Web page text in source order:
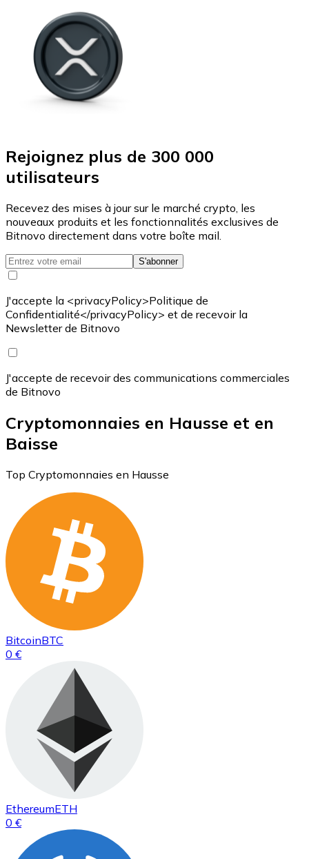
Rejoignez plus de 300 000
utilisateurs
Recevez des mises à jour sur le marché crypto, les
nouveaux produits et les fonctionnalités exclusives de
Bitnovo directement dans votre boîte mail.
S'abonner
J'accepte la <privacyPolicy>Politique de
Confidentialité</privacyPolicy> et de recevoir la
Newsletter de Bitnovo
J'accepte de recevoir des communications commerciales
de Bitnovo
Cryptomonnaies en Hausse et en
Baisse
Top Cryptomonnaies en Hausse
BitcoinBTC
0 €
EthereumETH
0 €